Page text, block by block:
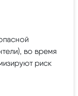
во время
риск